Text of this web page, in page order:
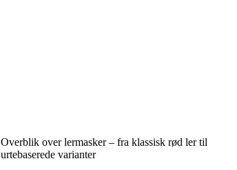
Overblik over lermasker – fra klassisk rød ler til
urtebaserede varianter